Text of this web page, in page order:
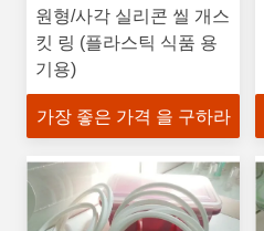
원형/사각 실리콘 씰 개스
킷 링 (플라스틱 식품 용
기용)
가장 좋은 가격 을 구하라